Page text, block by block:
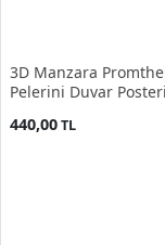
3D Manzara
Pelerini Duvar Posteri
440,00TL